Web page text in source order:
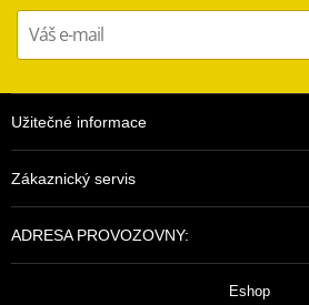
Užitečné informace
Zákaznický servis
ADRESA PROVOZOVNY:
Eshop